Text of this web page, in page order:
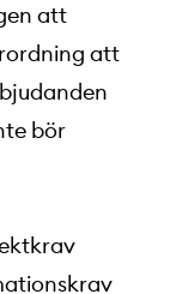
att
att
bör